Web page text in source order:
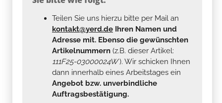
Teilen Sie uns hierzu bitte per Mail an
kontakt@yerd.de Ihren Namen und
Adresse mit. Ebenso die gewünschten
Artikelnummern (z.B. dieser Artikel:
111F25-03000024W). Wir schicken Ihnen
dann innerhalb eines Arbeitstages ein
Angebot bzw. unverbindliche
Auftragsbestätigung.